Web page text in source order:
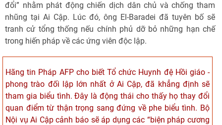
đổi” nhằm phát động chiến dịch dân chủ và chống tham
nhũng tại Ai Cập. Lúc đó, ông El-Baradei đã tuyên bố sẽ
tranh cử tổng thống nếu chính phủ dỡ bỏ những hạn chế
trong hiến pháp về các ứng viên độc lập.
Hãng tin Pháp AFP cho biết Tổ chức Huynh đệ Hồi giáo -
phong trào đối lập lớn nhất ở Ai Cập, đã khẳng định sẽ
tham gia biểu tình. Đây là động thái cho thấy họ thay đổi
quan điểm từ thận trọng sang đứng về phe biểu tình. Bộ
Nội vụ Ai Cập cảnh báo sẽ áp dụng các “biện pháp cương